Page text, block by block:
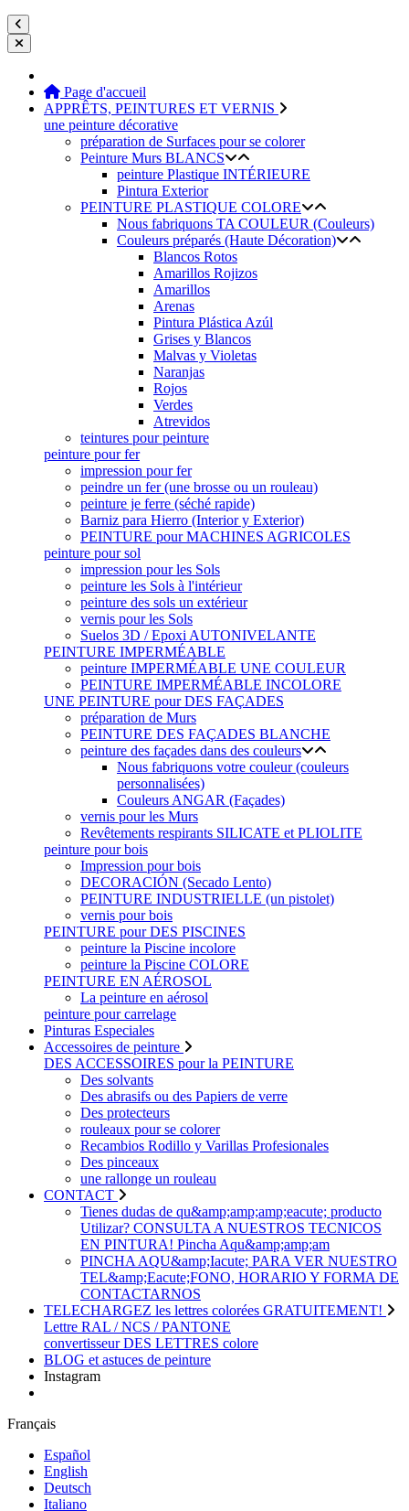
Page d'accueil
APPRÊTS, PEINTURES ET VERNIS
une peinture décorative
préparation de Surfaces pour se colorer
Peinture Murs BLANCS
peinture Plastique INTÉRIEURE
Pintura Exterior
PEINTURE PLASTIQUE COLORE
Nous fabriquons TA COULEUR (Couleurs)
Couleurs préparés (Haute Décoration)
Blancos Rotos
Amarillos Rojizos
Amarillos
Arenas
Pintura Plástica Azúl
Grises y Blancos
Malvas y Violetas
Naranjas
Rojos
Verdes
Atrevidos
teintures pour peinture
peinture pour fer
impression pour fer
peindre un fer (une brosse ou un rouleau)
peinture je ferre (séché rapide)
Barniz para Hierro (Interior y Exterior)
PEINTURE pour MACHINES AGRICOLES
peinture pour sol
impression pour les Sols
peinture les Sols à l'intérieur
peinture des sols un extérieur
vernis pour les Sols
Suelos 3D / Epoxi AUTONIVELANTE
PEINTURE IMPERMÉABLE
peinture IMPERMÉABLE UNE COULEUR
PEINTURE IMPERMÉABLE INCOLORE
UNE PEINTURE pour DES FAÇADES
préparation de Murs
PEINTURE DES FAÇADES BLANCHE
peinture des façades dans des couleurs
Nous fabriquons votre couleur (couleurs
personnalisées)
Couleurs ANGAR (Façades)
vernis pour les Murs
Revêtements respirants SILICATE et PLIOLITE
peinture pour bois
Impression pour bois
DECORACIÓN (Secado Lento)
PEINTURE INDUSTRIELLE (un pistolet)
vernis pour bois
PEINTURE pour DES PISCINES
peinture la Piscine incolore
peinture la Piscine COLORE
PEINTURE EN AÉROSOL
La peinture en aérosol
peinture pour carrelage
Pinturas Especiales
Accessoires de peinture
DES ACCESSOIRES pour la PEINTURE
Des solvants
Des abrasifs ou des Papiers de verre
Des protecteurs
rouleaux pour se colorer
Recambios Rodillo y Varillas Profesionales
Des pinceaux
une rallonge un rouleau
CONTACT
Tienes dudas de qu&amp;amp;amp;eacute; producto
Utilizar? CONSULTA A NUESTROS TECNICOS
EN PINTURA! Pincha Aqu&amp;amp;am
PINCHA AQU&amp;Iacute; PARA VER NUESTRO
TEL&amp;Eacute;FONO, HORARIO Y FORMA DE
CONTACTARNOS
TELECHARGEZ les lettres colorées GRATUITEMENT!
Lettre RAL / NCS / PANTONE
convertisseur DES LETTRES colore
BLOG et astuces de peinture
Instagram
Français
Español
English
Deutsch
Italiano